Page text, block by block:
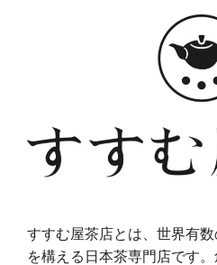
すすむ屋茶店とは、世界有
を構える日本茶専門店です